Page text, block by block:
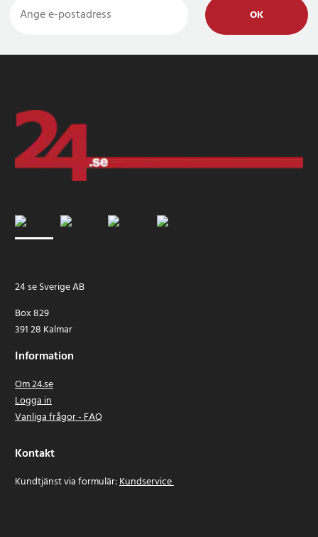
OK
24 se Sverige AB
Box 829
391 28 Kalmar
Information
Om 24.se
Logga in
Vanliga frågor - FAQ
Kontakt
Kundtjänst via formulär:Kundservice